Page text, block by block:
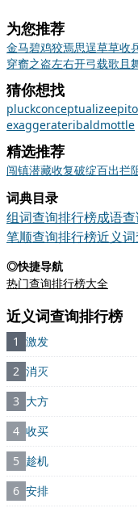
为您推荐
金马碧鸡狡焉思逞草草收
穿窬之盗左右开弓载歌且
猜你想找
pluckconceptualize
exaggerateribaldmottle
精选推荐
闯镇潜藏收复破绽百出拦
词典目录
组词查询排行榜成语
笔顺查询排行榜近义
◎快捷导航
热门查询排行榜大全
近义词查询排行榜
1 激发
2 消灭
3 大方
4 收买
5 趁机
6 安排